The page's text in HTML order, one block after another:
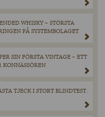
WHISKY – STÖRSTA
PÅ SYSTEMBOLAGET
SIN FÖRSTA VINTAGE – ETT
KONNÄSSÖREN
TJECK I STORT BLINDTEST.